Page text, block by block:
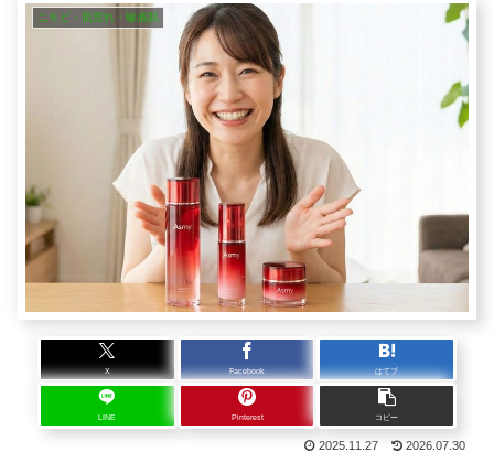
ニキビ・肌荒れ・敏感肌
X Facebook はてブ
LINE Pinterest コピー
2025.11.27 2026.07.30